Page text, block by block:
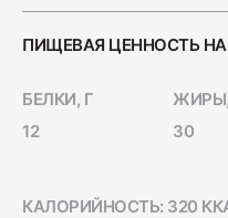
Колбаса
ПИЩЕВАЯ ЦЕННОСТЬ НА
БЕЛКИ, Г
12
30
КАЛОРИЙНОСТЬ: 320